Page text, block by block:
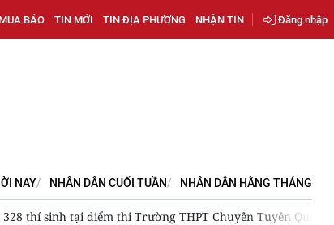
MUA BÁO TIN MỚI TIN ĐỊA PHƯƠNG NHẬN TIN Đăng nhập
NAY NHÂN DÂN CUỐI TUẦN NHÂN DÂN HẰNG THÁNG
tại điểm thi Trường THPT Chuyên Tuyên Quang